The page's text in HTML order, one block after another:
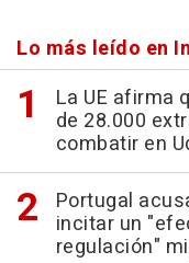
Lo más leído en
La UE afirma
de 28.000
combatir en
Portugal
incitar un
regulación"